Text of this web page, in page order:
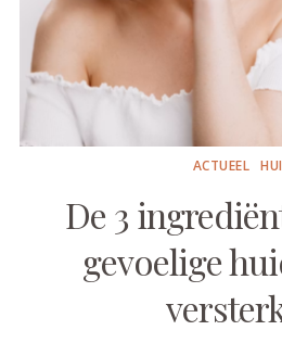
ACTUEEL
De 3
gevoelige